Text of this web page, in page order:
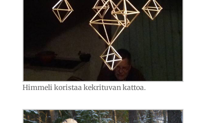
Himmeli koristaa kekrituvan kattoa.